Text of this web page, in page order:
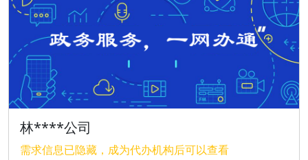
林****公司
需求信息已隐藏，成为代办机构后可以查看